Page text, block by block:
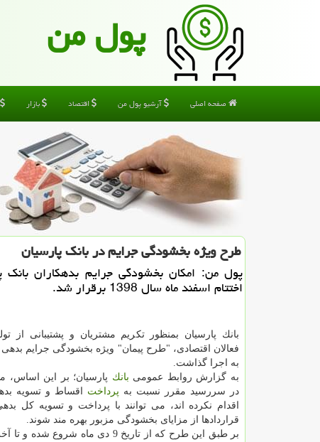
پول من
صفحه اصلی آرشیو پول من اقتصاد بازار
طرح ویژه بخشودگی جرایم در بانك پارسیان
پول من: امكان بخشودگی جرایم بدهكاران بانك
اختتام اسفند ماه سال 1398 برقرار شد.
بانك پارسیان بمنظور تكریم مشتریان و پشتیبانی از
فعالان اقتصادی، "طرح پیمان" ویژه بخشودگی جرایم بدهی
به اجرا گذاشت.
به گزارش روابط عمومی بانك پارسیان؛ بر این اساس،
در سررسید مقرر نسبت به پرداخت اقساط و تسویه
اقدام نكرده اند، می توانند با پرداخت و تسویه كل
قراردادها از مزایای بخشودگی مزبور بهره مند شوند.